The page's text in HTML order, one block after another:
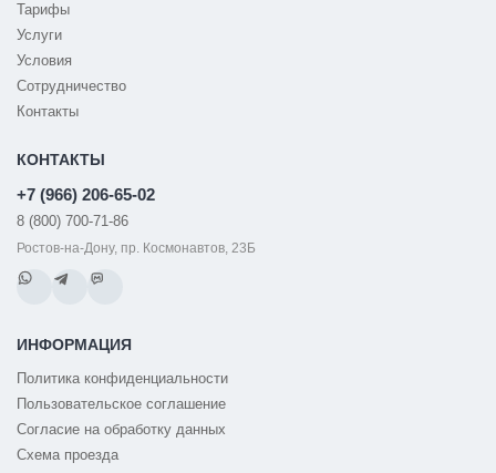
Тарифы
Услуги
Условия
Сотрудничество
Контакты
КОНТАКТЫ
+7 (966) 206-65-02
8 (800) 700-71-86
Ростов-на-Дону, пр. Космонавтов, 23Б
ИНФОРМАЦИЯ
Политика конфиденциальности
Пользовательское соглашение
Согласие на обработку данных
Схема проезда